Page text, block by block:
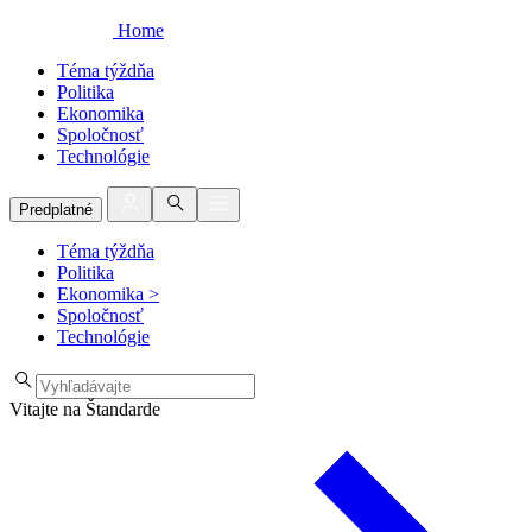
Home
Téma týždňa
Politika
Ekonomika
Spoločnosť
Technológie
Predplatné
Téma týždňa
Politika
Ekonomika >
Spoločnosť
Technológie
Vitajte na Štandarde